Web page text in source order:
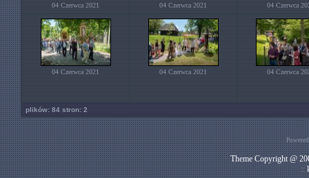
04 Czerwca 2021 04 Czerwca 2021 04 Czerwca
04 Czerwca 2021 04 Czerwca 2021 04 Czerwca
plików: 84 stron: 2
Theme Copyright @
::